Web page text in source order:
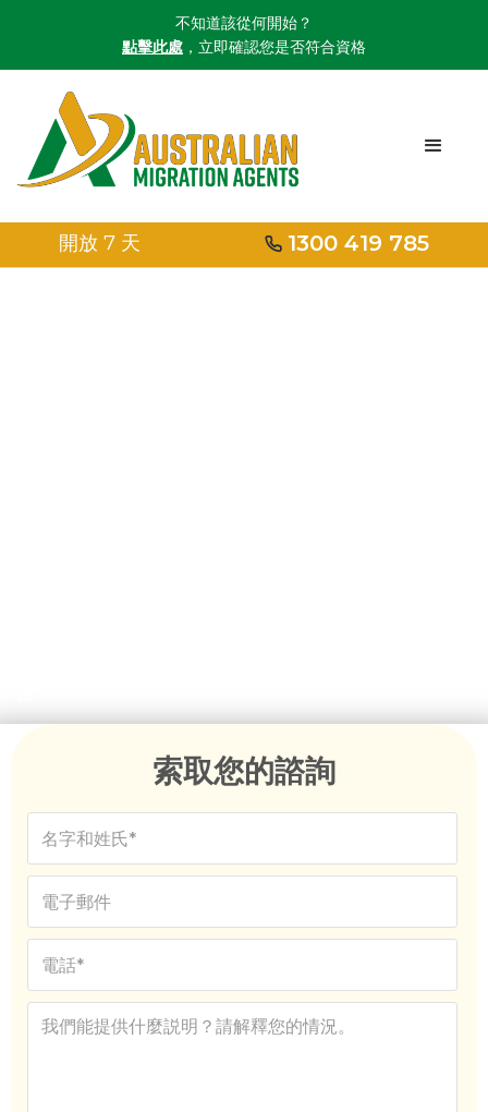
不知道該從何開始？
點擊此處 ，立即確認您是否符合資格
開放 7 天 1300 419 785
索取您的諮詢